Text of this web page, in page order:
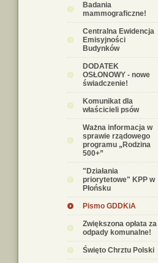
Badania
mammograficzne!
Centralna Ewidencja
Emisyjności
Budynków
DODATEK
OSŁONOWY - nowe
świadczenie!
Komunikat dla
właścicieli psów
Ważna informacja w
sprawie rządowego
programu „Rodzina
500+”
"Działania
priorytetowe" KPP w
Płońsku
Pismo GDDKiA
Zwiększona opłata za
odpady komunalne!
Święto Chrztu Polski